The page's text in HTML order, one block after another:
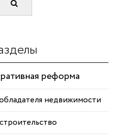
реформа
недвижимости